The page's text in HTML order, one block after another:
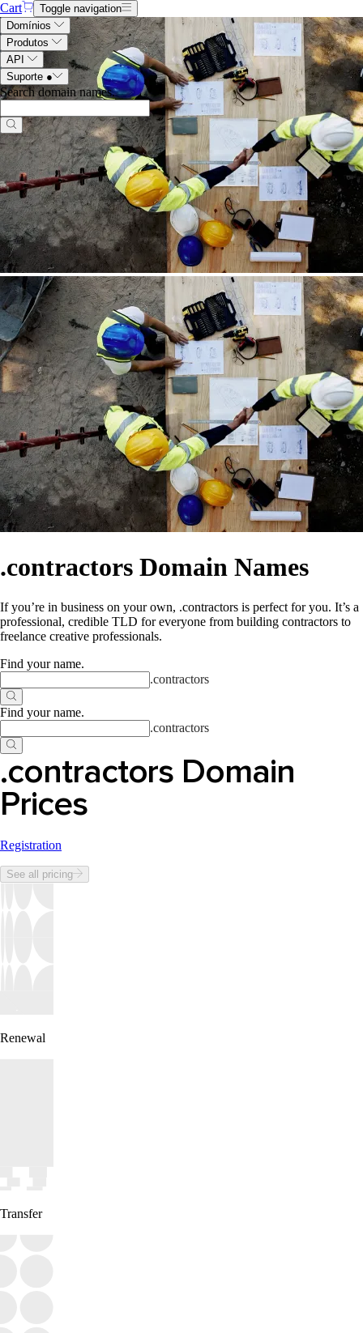
Cart
Toggle navigation
Domínios
Produtos
API
Suporte ●
Search domain names.
.contractors Domain Names
If you’re in business on your own, .contractors is perfect for you. It’s a
professional, credible TLD for everyone from building contractors to
freelance creative professionals.
Find your name.
.contractors
Find your name.
.contractors
.contractors Domain
Prices
Registration
See all pricing
Renewal
Transfer